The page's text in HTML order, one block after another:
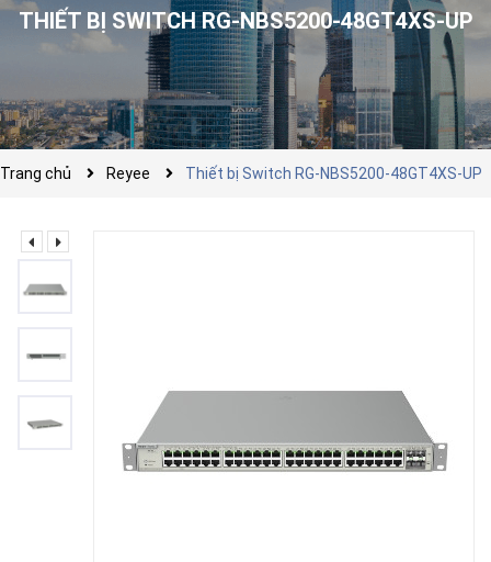
THIẾT BỊ SWITCH RG-NBS5200-48GT4XS-UP
Trang chủ Reyee Thiết bị Switch RG-NBS5200-48GT4XS-UP